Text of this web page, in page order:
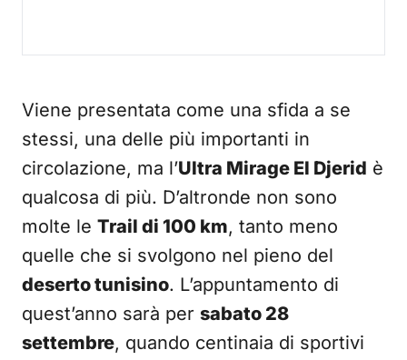
Viene presentata come una sfida a se
stessi, una delle più importanti in
circolazione, ma l’Ultra Mirage El Djerid è
qualcosa di più. D’altronde non sono
molte le Trail di 100 km, tanto meno
quelle che si svolgono nel pieno del
deserto tunisino. L’appuntamento di
quest’anno sarà per sabato 28
settembre, quando centinaia di sportivi